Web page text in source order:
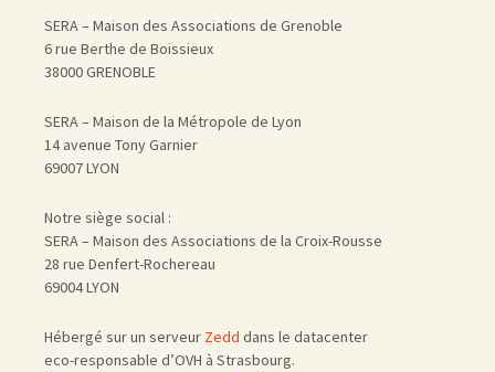
SERA – Maison des Associations de Grenoble
6 rue Berthe de Boissieux
38000 GRENOBLE
SERA – Maison de la Métropole de Lyon
14 avenue Tony Garnier
69007 LYON
Notre siège social :
SERA – Maison des Associations de la Croix-Rousse
28 rue Denfert-Rochereau
69004 LYON
Hébergé sur un serveur Zedd dans le datacenter
eco-responsable d’OVH à Strasbourg.